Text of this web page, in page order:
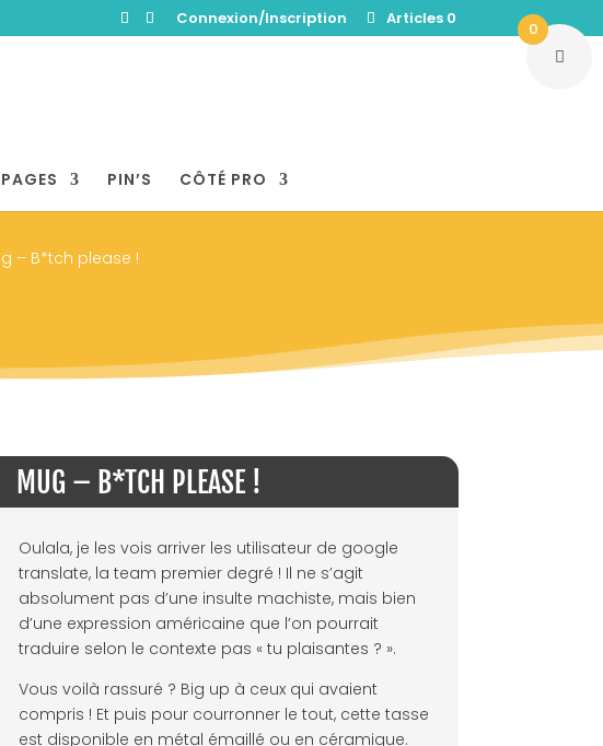
Connexion/Inscription Articles 0
PIN’S CÔTÉ PRO
– B*tch please !
MUG – B*TCH PLEASE !
Oulala, je les vois arriver les utilisateur de google
translate, la team premier degré ! Il ne s’agit
absolument pas d’une insulte machiste, mais bien
d’une expression américaine que l’on pourrait
traduire selon le contexte pas « tu plaisantes ? ».
Vous voilà rassuré ? Big up à ceux qui avaient
compris ! Et puis pour courronner le tout, cette tasse
est disponible en métal émaillé ou en céramique.
0